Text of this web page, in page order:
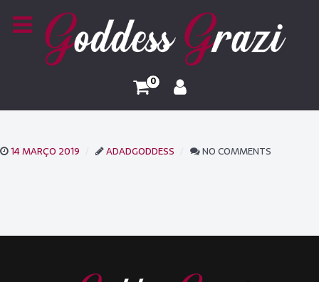
0
14 MARÇO 2019 ADADGODDESS NO COMMENTS